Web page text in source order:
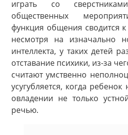
играть со
общественных
функция общения сводится
несмотря на изначально
интеллекта, у таких детей
отставание психики, из-за
считают умственно
усугубляется, когда ребенок
овладении не только
речью.